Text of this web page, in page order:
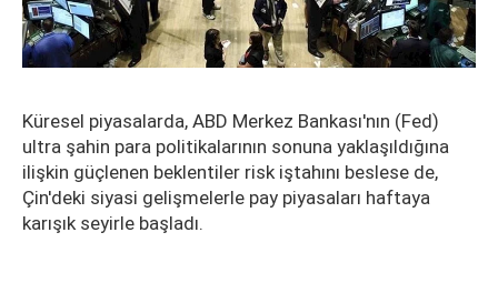
Küresel piyasalarda, ABD Merkez Bankası'nın (Fed)
ultra şahin para politikalarının sonuna yaklaşıldığına
ilişkin güçlenen beklentiler risk iştahını beslese de,
Çin'deki siyasi gelişmelerle pay piyasaları haftaya
karışık seyirle başladı.